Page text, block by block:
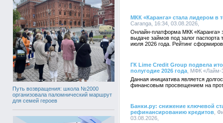
Путь возвращения: школа №2000
организовала паломнический маршрут
для семей героев
МКК «Каранга» стала лидером в
Caranga, 16:34, 03.08.2026,
Онлайн-платформа МКК «Каранга»
выдаче займов под залог паспорта
июля 2026 года. Рейтинг
ГК Lime Credit Group подвела
полугодие 2026 года , МФК
Данная инициатива является
финансовым просвещением на
Банки.ру: снижение ключевой
рефинансированию кредитов ,
03.08.2026,